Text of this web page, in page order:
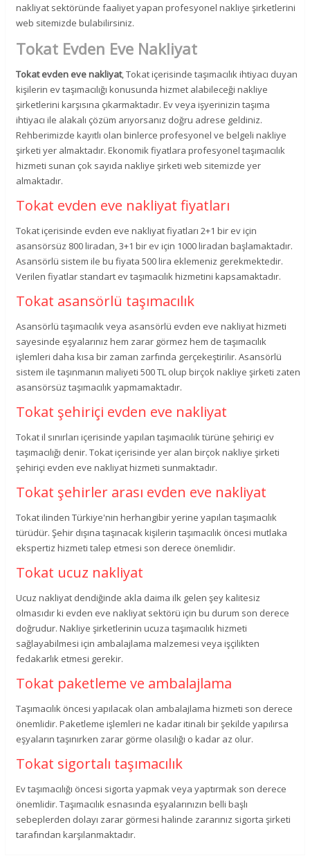
nakliyat sektöründe faaliyet yapan profesyonel nakliye şirketlerini
web sitemizde bulabilirsiniz.
Tokat Evden Eve Nakliyat
Tokat evden eve nakliyat, Tokat içerisinde taşımacılık ihtiyacı duyan
kişilerin ev taşımacılığı konusunda hizmet alabileceği nakliye
şirketlerini karşısına çıkarmaktadır. Ev veya işyerinizin taşıma
ihtiyacı ile alakalı çözüm arıyorsanız doğru adrese geldiniz.
Rehberimizde kayıtlı olan binlerce profesyonel ve belgeli nakliye
şirketi yer almaktadır. Ekonomik fiyatlara profesyonel taşımacılık
hizmeti sunan çok sayıda nakliye şirketi web sitemizde yer
almaktadır.
Tokat evden eve nakliyat fiyatları
Tokat içerisinde evden eve nakliyat fiyatları 2+1 bir ev için
asansörsüz 800 liradan, 3+1 bir ev için 1000 liradan başlamaktadır.
Asansörlü sistem ile bu fiyata 500 lira eklemeniz gerekmektedir.
Verilen fiyatlar standart ev taşımacılık hizmetini kapsamaktadır.
Tokat asansörlü taşımacılık
Asansörlü taşımacılık veya asansörlü evden eve nakliyat hizmeti
sayesinde eşyalarınız hem zarar görmez hem de taşımacılık
işlemleri daha kısa bir zaman zarfında gerçekeştirilir. Asansörlü
sistem ile taşınmanın maliyeti 500 TL olup birçok nakliye şirketi zaten
asansörsüz taşımacılık yapmamaktadır.
Tokat şehiriçi evden eve nakliyat
Tokat il sınırları içerisinde yapılan taşımacılık türüne şehiriçi ev
taşımacılığı denir. Tokat içerisinde yer alan birçok nakliye şirketi
şehiriçi evden eve nakliyat hizmeti sunmaktadır.
Tokat şehirler arası evden eve nakliyat
Tokat ilinden Türkiye'nin herhangibir yerine yapılan taşımacılık
türüdür. Şehir dışına taşınacak kişilerin taşımacılık öncesi mutlaka
ekspertiz hizmeti talep etmesi son derece önemlidir.
Tokat ucuz nakliyat
Ucuz nakliyat dendiğinde akla daima ilk gelen şey kalitesiz
olmasıdır ki evden eve nakliyat sektörü için bu durum son derece
doğrudur. Nakliye şirketlerinin ucuza taşımacılık hizmeti
sağlayabilmesi için ambalajlama malzemesi veya işçilikten
fedakarlık etmesi gerekir.
Tokat paketleme ve ambalajlama
Taşımacılık öncesi yapılacak olan ambalajlama hizmeti son derece
önemlidir. Paketleme işlemleri ne kadar itinalı bir şekilde yapılırsa
eşyaların taşınırken zarar görme olasılığı o kadar az olur.
Tokat sigortalı taşımacılık
Ev taşımacılığı öncesi sigorta yapmak veya yaptırmak son derece
önemlidir. Taşımacılık esnasında eşyalarınızın belli başlı
sebeplerden dolayı zarar görmesi halinde zararınız sigorta şirketi
tarafından karşılanmaktadır.